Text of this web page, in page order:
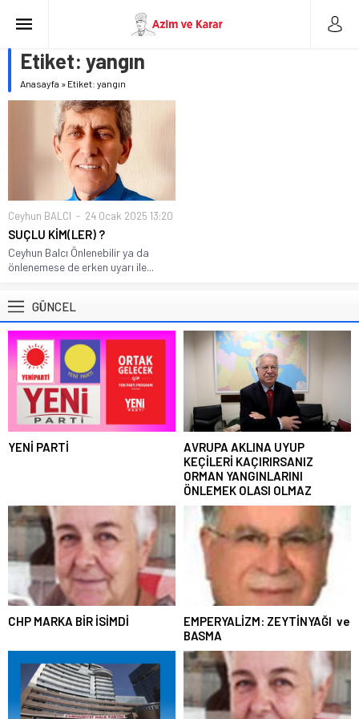
Etiket: yangın
Anasayfa » Etiket: yangın
Ceyhun BALCI 24 Ocak 2025 13:20
SUÇLU KİM(LER) ?
Ceyhun Balcı Önlenebilir ya da
önlenemese de erken uyarı ile...
GÜNCEL
YENİ PARTİ
AVRUPA AKLINA UYUP
KEÇİLERİ KAÇIRIRSANIZ
ORMAN YANGINLARINI
ÖNLEMEK OLASI OLMAZ
CHP MARKA BİR İSİMDİ
EMPERYALİZM: ZEYTİNYAĞI ve
BASMA